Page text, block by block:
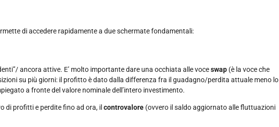
di accedere rapidamente a due schermate fondamentali:
ancora attive. E’ molto importante dare una occhiata alle voceswap (è la voce che
su più giorni: il profitto è dato dalla differenza fra il guadagno/perdita attuale meno lo
a fronte del valore nominale dell’intero investimento.
di profitti e perdite fino ad ora, il controvalore (ovvero il saldo aggiornato alle fluttuazioni